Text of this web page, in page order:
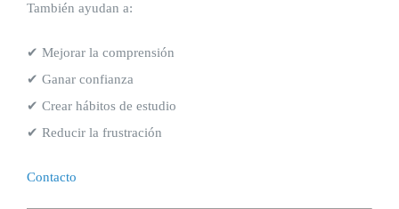
También ayudan a:
✔ Mejorar la comprensión
✔ Ganar confianza
✔ Crear hábitos de estudio
✔ Reducir la frustración
Contacto